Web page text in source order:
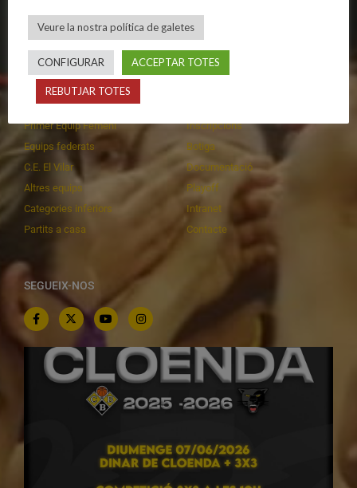
Privadesa a les xarxes
Patrocinadors
CALENDARIS
Primer Equip Masculí
Primer Equip Femení
Equips federats
C.E. El Vilar
Altres equips
Categories inferiors
Partits a casa
INFORMACIONS
Inscripcions
Botiga
Documentació
Playoff
Intranet
Contacte
SEGUEIX-NOS
Veure la nostra política de galetes
CONFIGURAR ACCEPTAR TOTES
REBUTJAR TOTES